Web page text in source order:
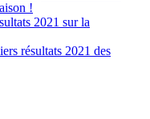
!
2021 sur la
résultats 2021 des